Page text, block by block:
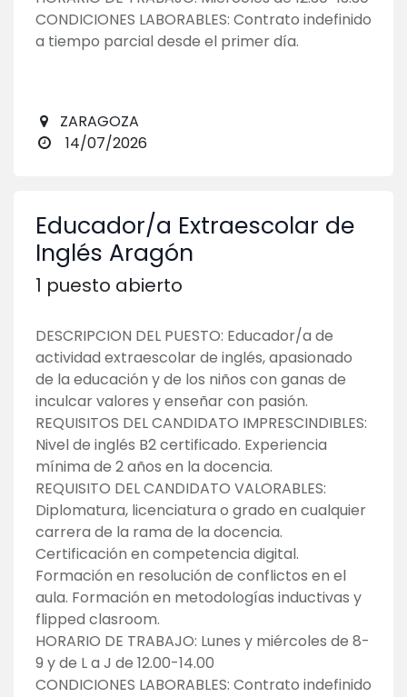
CONDICIONES LABORABLES: Contrato indefinido
a tiempo parcial desde el primer día.
ZARAGOZA
14/07/2026
Educador/a Extraescolar de
Inglés Aragón
1 puesto abierto
DESCRIPCION DEL PUESTO: Educador/a de
actividad extraescolar de inglés, apasionado
de la educación y de los niños con ganas de
inculcar valores y enseñar con pasión.
REQUISITOS DEL CANDIDATO IMPRESCINDIBLES:
Nivel de inglés B2 certificado. Experiencia
mínima de 2 años en la docencia.
REQUISITO DEL CANDIDATO VALORABLES:
Diplomatura, licenciatura o grado en cualquier
carrera de la rama de la docencia.
Certificación en competencia digital.
Formación en resolución de conflictos en el
aula. Formación en metodologías inductivas y
flipped clasroom.
HORARIO DE TRABAJO: Lunes y miércoles de 8-
9 y de L a J de 12.00-14.00
CONDICIONES LABORABLES: Contrato indefinido